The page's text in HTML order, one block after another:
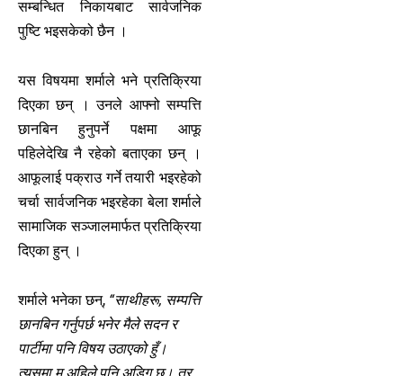
सम्बन्धित निकायबाट सार्वजनिक
पुष्टि भइसकेको छैन ।
यस विषयमा शर्माले भने प्रतिक्रिया
दिएका छन् । उनले आफ्नो सम्पत्ति
छानबिन हुनुपर्ने पक्षमा आफू
पहिलेदेखि नै रहेको बताएका छन् ।
आफूलाई पक्राउ गर्ने तयारी भइरहेको
चर्चा सार्वजनिक भइरहेका बेला शर्माले
सामाजिक सञ्जालमार्फत प्रतिक्रिया
दिएका हुन् ।
शर्माले भनेका छन्, “साथीहरू, सम्पत्ति
छानबिन गर्नुपर्छ भनेर मैले सदन र
पार्टीमा पनि विषय उठाएको हुँ।
त्यसमा म अहिले पनि अडिग छु। तर,